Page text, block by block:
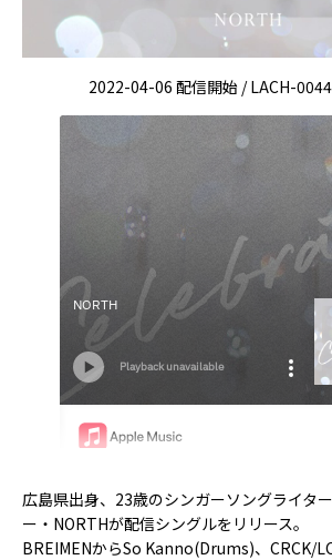
2022-04-06 配信開始 / LACH-
広島県出身、23歳のシンガーソングライタ
ー・NORTHが配信シングルをリリース。
BREIMENからSo Kanno(Drums)、CRCK/